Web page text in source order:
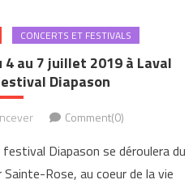
CONCERTS ET FESTIVALS
au 7 juillet 2019 à Laval
Diapason
Comment(0)
Diapason se déroulera du
Rose, au coeur de la vie